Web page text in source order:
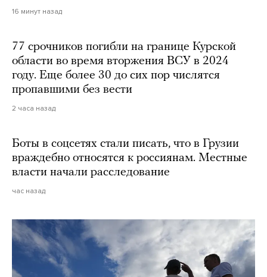
16 минут назад
77 срочников погибли на границе Курской
области во время вторжения ВСУ в 2024
году. Еще более 30 до сих пор числятся
пропавшими без вести
2 часа назад
Боты в соцсетях стали писать, что в Грузии
враждебно относятся к россиянам. Местные
власти начали расследование
час назад